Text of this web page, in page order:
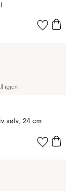
igjen
sølv, 24 cm